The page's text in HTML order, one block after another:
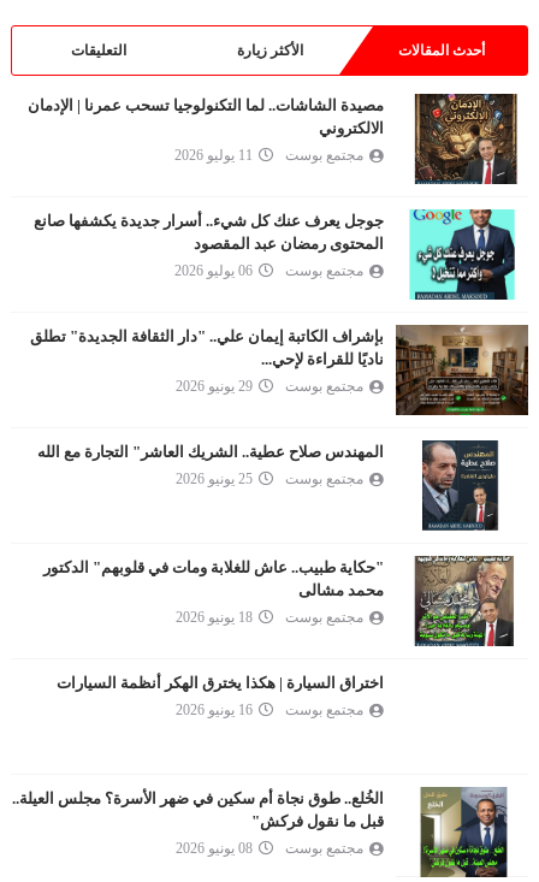
أحدث المقالات الأكثر زيارة التعليقات
مصيدة الشاشات.. لما التكنولوجيا تسحب عمرنا | الإدمان
الالكتروني
مجتمع بوست 11 يوليو 2026
جوجل يعرف عنك كل شيء.. أسرار جديدة يكشفها صانع
المحتوى رمضان عبد المقصود
مجتمع بوست 06 يوليو 2026
بإشراف الكاتبة إيمان علي.. "دار الثقافة الجديدة" تطلق
ناديًا للقراءة لإحي...
مجتمع بوست 29 يونيو 2026
المهندس صلاح عطية.. الشريك العاشر" التجارة مع الله
مجتمع بوست 25 يونيو 2026
"حكاية طبيب.. عاش للغلابة ومات في قلوبهم" الدكتور
محمد مشالى
مجتمع بوست 18 يونيو 2026
اختراق السيارة | هكذا يخترق الهكر أنظمة السيارات
مجتمع بوست 16 يونيو 2026
الخُلع.. طوق نجاة أم سكين في ضهر الأسرة؟ مجلس العيلة..
قبل ما نقول فركش"
مجتمع بوست 08 يونيو 2026